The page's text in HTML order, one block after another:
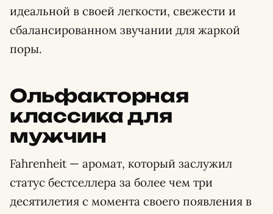
идеальной в своей легкости, свежести и
сбалансированном звучании для жаркой
поры.
Ольфакторная
классика для
мужчин
Fahrenheit — аромат, который заслужил
статус бестселлера за более чем три
десятилетия с момента своего появления в